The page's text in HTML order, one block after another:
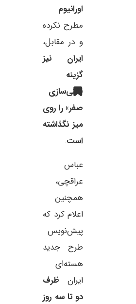
اورانیوم
مطرح نکرده
و در مقابل،
ایران نیز
گزینه
«غنی‌سازی
صفر» را روی
میز نگذاشته
است.
عباس
عراقچی،
همچنین
اعلام کرد که
پیش‌نویس
طرح جدید
هسته‌ای
ایران ظرف
دو تا سه روز